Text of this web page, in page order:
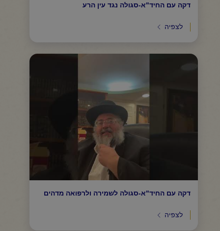
דקה עם החיד"א-סגולה נגד עין הרע
לצפיה
דקה עם החיד"א-סגולה לשמירה ולרפואה מדהים
לצפיה